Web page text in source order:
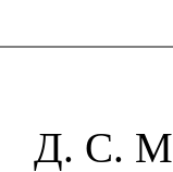
Д. С.